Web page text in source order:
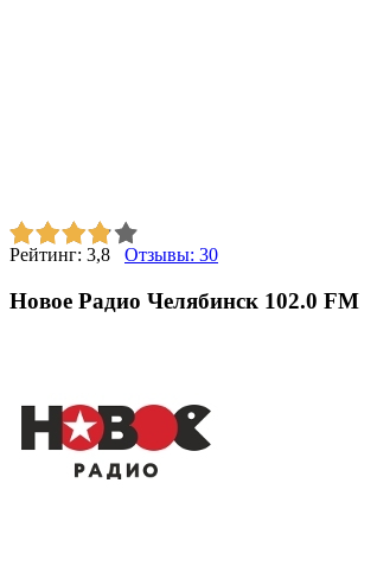
Рейтинг: 3,8 Отзывы: 30
Новое Радио Челябинск 102.0 FM